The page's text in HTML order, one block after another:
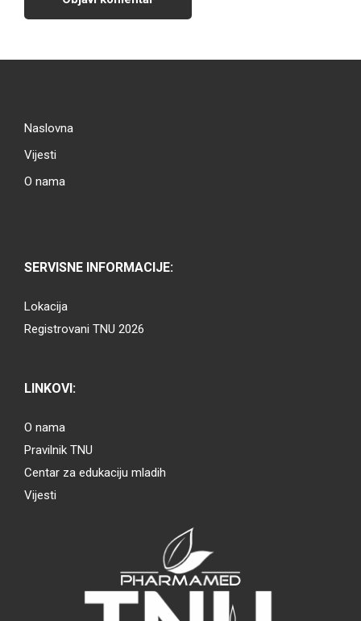
Naslovna
Vijesti
O nama
SERVISNE INFORMACIJE:
Lokacija
Registrovani TNU 2026
LINKOVI:
O nama
Pravilnik TNU
Centar za edukaciju mladih
Vijesti